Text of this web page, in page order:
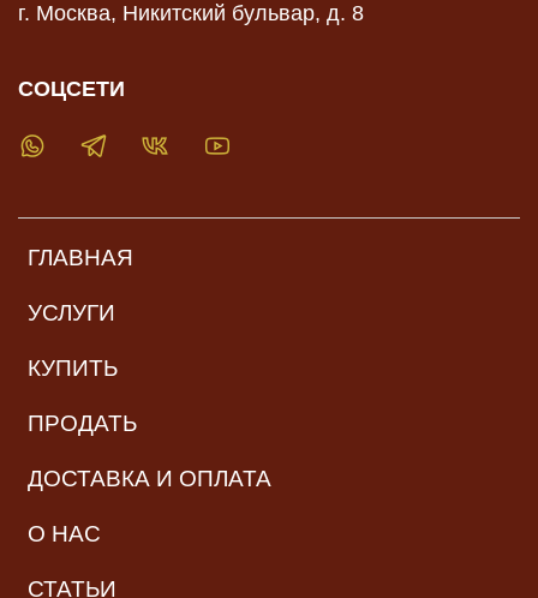
ГЛАВНАЯ
УСЛУГИ
КУПИТЬ
ПРОДАТЬ
ДОСТАВКА И ОПЛАТА
О НАС
СТАТЬИ
г. Москва, Никитский бульвар, д. 8
СОЦСЕТИ